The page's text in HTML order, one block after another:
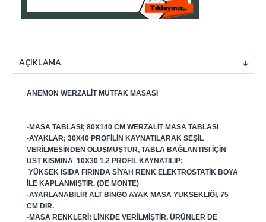
AÇIKLAMA
ANEMON WERZALIT MUTFAK MASASI
-MASA TABLASI; 80X140 CM WERZALIT MASA TABLASI
-AYAKLAR; 30X40 PROFILIN KAYNATILARAK SEŞIL
VERILMESINDEN OLUŞMUŞTUR, TABLA BAĞLANTISI IÇIN
ÜST KISMINA 10X30 1.2 PROFIL KAYNATILIP;
YÜKSEK ISIDA FIRINDA SIYAH RENK ELEKTROSTATIK BOYA
ILE KAPLANMIŞTIR. (DE MONTE)
-AYARLANABILIR ALT BINGO AYAK MASA YÜKSEKLIĞI, 75
CM DIR.
-MASA RENKLERI: LINKDE VERILMIŞTIR. ÜRÜNLER DE